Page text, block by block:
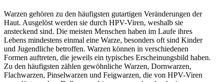
Warzen gehören zu den häufigsten gutartigen Veränderungen der
Haut. Ausgelöst werden sie durch HPV-Viren, weshalb sie
ansteckend sind. Die meisten Menschen haben im Laufe ihres
Lebens mindestens einmal eine Warze, besonders oft sind Kinder
und Jugendliche betroffen. Warzen können in verschiedenen
Formen auftreten, die jeweils ein typisches Erscheinungsbild haben.
Zu den häufigsten zählen gewöhnliche Warzen, Dornwarzen,
Flachwarzen, Pinselwarzen und Feigwarzen, die von HPV-Viren